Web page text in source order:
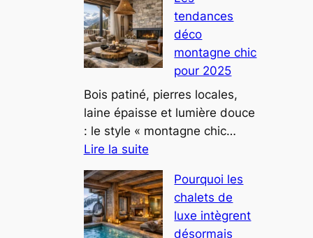
regards
château
savoyard
reconverti
en
résidence
privée
attire
les
investisseurs
tendances
déco
montagne chic
pour 2025
Bois patiné, pierres locales,
laine épaisse et lumière douce
: le style « montagne chic…
Lire la suite:
Les
tendances
déco
montagne
Pourquoi les
chalets de
luxe intègrent
désormais